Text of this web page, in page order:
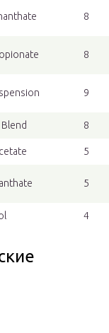
8
8
9
8
5
5
4